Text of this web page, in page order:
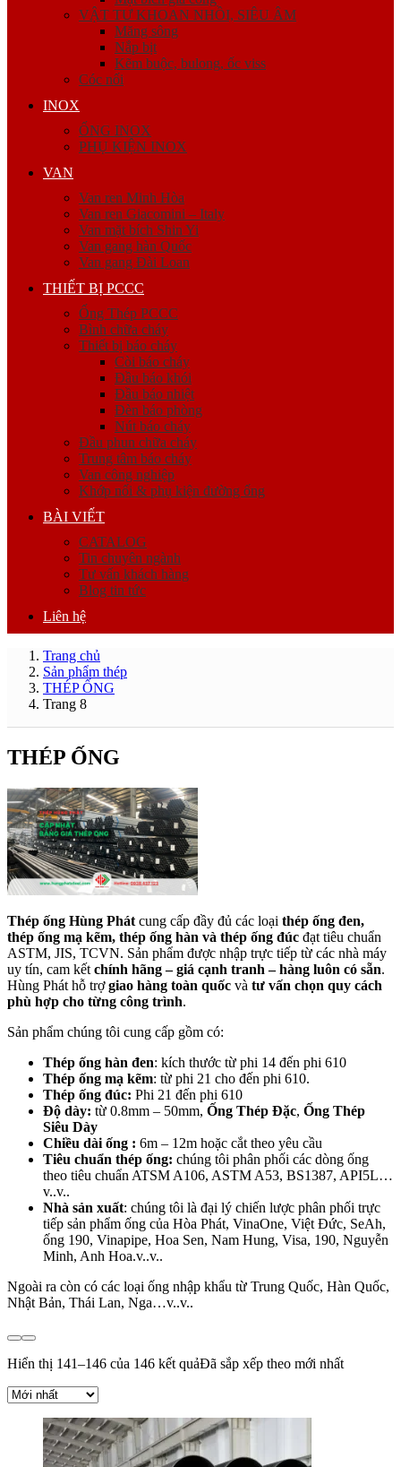
VẬT TƯ KHOAN NHỒI, SIÊU ÂM
Măng sông
Nắp bịt
Kẽm buộc, bulong, ốc viss
Cóc nối
INOX
ỐNG INOX
PHỤ KIỆN INOX
VAN
Van ren Minh Hòa
Van ren Giacomini – Italy
Van mặt bích Shin Yi
Van gang hàn Quốc
Van gang Đài Loan
THIẾT BỊ PCCC
Ống Thép PCCC
Bình chữa cháy
Thiết bị báo cháy
Còi báo cháy
Đầu báo khói
Đầu báo nhiệt
Đèn báo phòng
Nút báo cháy
Đầu phun chữa cháy
Trung tâm báo cháy
Van công nghiệp
Khớp nối & phụ kiện đường ống
BÀI VIẾT
CATALOG
Tin chuyên ngành
Tư vấn khách hàng
Blog tin tức
Liên hệ
Trang chủ
Sản phẩm thép
THÉP ỐNG
Trang 8
THÉP ỐNG
Thép ống Hùng Phát cung cấp đầy đủ các loại thép ống đen,
thép ống mạ kẽm, thép ống hàn và thép ống đúc đạt tiêu chuẩn
ASTM, JIS, TCVN. Sản phẩm được nhập trực tiếp từ các nhà máy
uy tín, cam kết chính hãng – giá cạnh tranh – hàng luôn có sẵn.
Hùng Phát hỗ trợgiao hàng toàn quốc và tư vấn chọn quy cách
phù hợp cho từng công trình.
Sản phẩm chúng tôi cung cấp gồm có:
Thép ống hàn đen: kích thước từ phi 14 đến phi 610
Thép ống mạ kẽm: từ phi 21 cho đến phi 610.
Thép ống đúc: Phi 21 đến phi 610
Độ dày: từ 0.8mm – 50mm, Ống Thép Đặc, Ống Thép
Siêu Dày
Chiều dài ống : 6m – 12m hoặc cắt theo yêu cầu
Tiêu chuẩn thép ống: chúng tôi phân phối các dòng ống
theo tiêu chuẩn ATSM A106, ASTM A53, BS1387, API5L…
v..v..
Nhà sản xuất: chúng tôi là đại lý chiến lược phân phối trực
tiếp sản phẩm ống của Hòa Phát, VinaOne, Việt Đức, SeAh,
ống 190, Vinapipe, Hoa Sen, Nam Hung, Visa, 190, Nguyễn
Minh, Anh Hoa.v..v..
Ngoài ra còn có các loại ống nhập khẩu từ Trung Quốc, Hàn Quốc,
Nhật Bản, Thái Lan, Nga…v..v..
Hiển thị 141–146 của 146 kết quảĐã sắp xếp theo mới nhất